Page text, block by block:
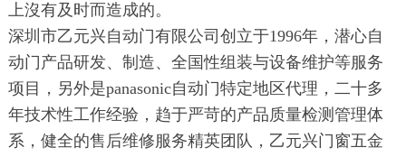
上沒有及时而造成的。
深圳市乙元兴自动门有限公司创立于1996年，潜心自
动门产品研发、制造、全国性组装与设备维护等服务
项目，另外是panasonic自动门特定地区代理，二十多
年技术性工作经验，趋于严苛的产品质量检测管理体
系，健全的售后维修服务精英团队，乙元兴门窗五金